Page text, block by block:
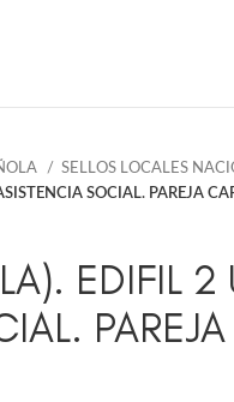
SELLOS LOCALES
SOCIAL. PAREJA
EDIFIL